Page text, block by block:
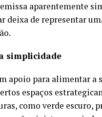
aparentemente
deixa de representar
simplicidade
apoio para alimentar a
espaços
como verde escuro,